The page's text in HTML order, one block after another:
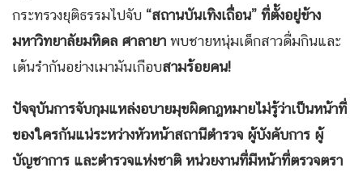
กระทรวงยุติธรรมไปจับ “สถานบันเทิงเถื่อน” ที่ตั้งอยู่ข้าง
มหาวิทยาลัยมหิดล ศาลายา พบชายหนุ่มเด็กสาวดื่มกินและ
เต้นรำกันอย่างเมามันเกือบสามร้อยคน!
ปัจจุบันการจับกุมแหล่งอบายมุขผิดกฎหมายไม่รู้ว่าเป็นหน้าที่
ของใครกันแน่ระหว่างหัวหน้าสถานีตำรวจ ผู้บังคับการ ผู้
บัญชาการ และตำรวจแห่งชาติ หน่วยงานที่มีหน้าที่ตรวจตรา